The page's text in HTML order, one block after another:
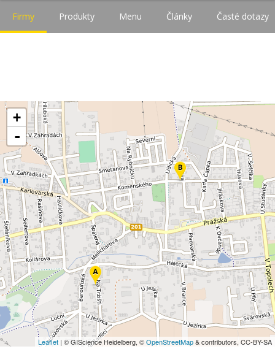
Firmy Produkty Menu Články Časté dotazy
+
-
Leaflet | © GIScience Heidelberg, ©OpenStreetMap& contributors, CC-BY-SA